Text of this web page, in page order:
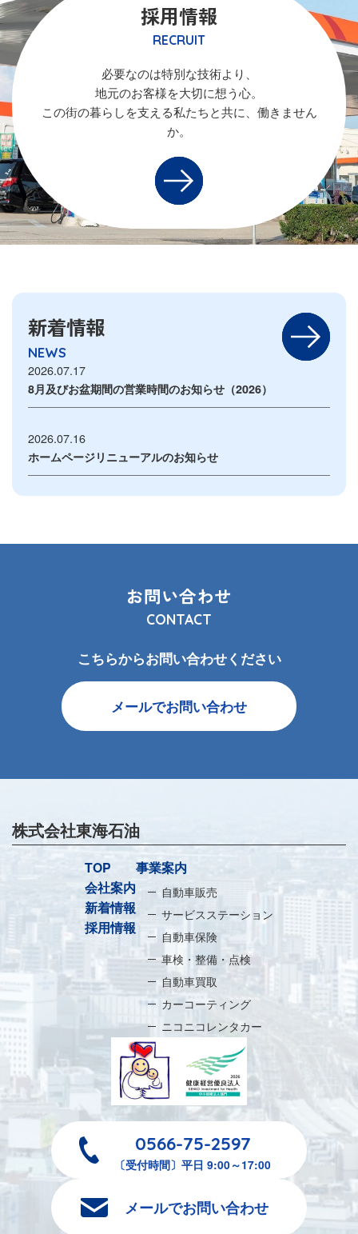
採用情報
RECRUIT
必要なのは特別な技術より、
地元のお客様を大切に想う心。
この街の暮らしを支える私たちと共に、働きません
か。
新着情報
NEWS
2026.07.17
8月及びお盆期間の営業時間のお知らせ（2026）
2026.07.16
ホームページリニューアルのお知らせ
お問い合わせ
CONTACT
こちらからお問い合わせください
メールでお問い合わせ
株式会社東海石油
TOP
会社案内
新着情報
採用情報
事業案内
自動車販売
サービスステーション
自動車保険
車検・整備・点検
自動車買取
カーコーティング
ニコニコレンタカー
0566-75-2597
〔受付時間〕平日 9:00～17:00
メールでお問い合わせ